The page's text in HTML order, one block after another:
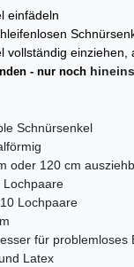
einfädeln
vollständig einziehen,
- nur noch
Schnürsenkel
oder 120 cm
Lochpaare
Lochpaare
für problemloses
Latex